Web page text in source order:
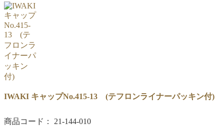
(#075)IWAKI ネジ口試験管 20X150
IWAKI キャップNo.415-13 (テフロンライナーパッキン付)
商品コード： 21-144-010